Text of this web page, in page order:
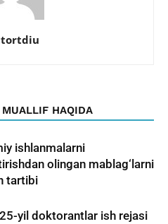
MUALLIF HAQIDA
ishlanmalarni
olingan mablag‘larni
tartibi
yil doktorantlar ish rejasi